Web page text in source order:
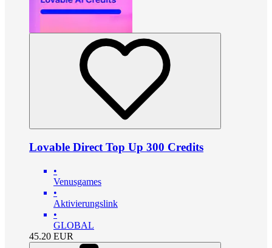
Lovable Direct Top Up 300 Credits
•
Venusgames
•
Aktivierungslink
•
GLOBAL
45.20 EUR